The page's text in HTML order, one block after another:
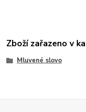
Zboží zařazeno v
Mluvené slovo